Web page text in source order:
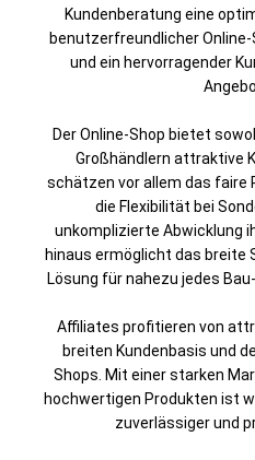
Kundenberatung eine
benutzerfreundlicher
und ein hervorragender
Der Online-Shop bietet
Großhändlern attraktive
schätzen vor allem das faire
die Flexibilität bei
unkomplizierte Abwicklung
hinaus ermöglicht das breite
Lösung für nahezu jedes
Affiliates profitieren von
breiten Kundenbasis und
Shops. Mit einer starken
hochwertigen Produkten ist
zuverlässiger und